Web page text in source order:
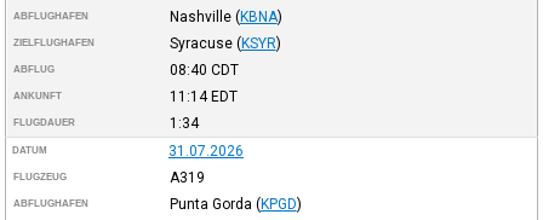
ABFLUGHAFEN Nashville (KBNA)
ZIELFLUGHAFEN Syracuse (KSYR)
ABFLUG 08:40 CDT
ANKUNFT 11:14EDT
FLUGDAUER 1:34
DATUM 31.07.2026
FLUGZEUG A319
ABFLUGHAFEN Punta Gorda (KPGD)